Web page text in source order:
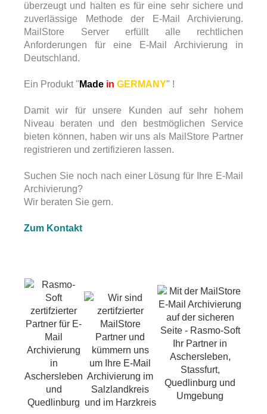
überzeugt und halten es für eine sehr sichere und
zuverlässige Methode der E-Mail Archivierung.
MailStore Server erfüllt alle rechtlichen
Anforderungen für eine E-Mail Archivierung in
Deutschland.
Ein Produkt " Made in GERMANY" !
Damit wir für unsere Kunden auf sehr hohem
Niveau beraten und den bestmöglichen Service
bieten können, haben wir uns als MailStore Partner
registrieren und zertifizieren lassen.
Suchen Sie noch nach einer Lösung für Ihre E-Mail
Archivierung?
Wir beraten Sie gern.
Zum Kontakt